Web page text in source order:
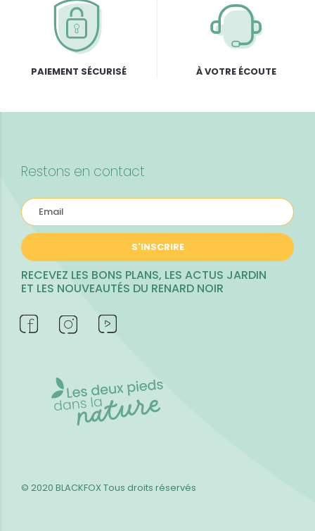
PAIEMENT SÉCURISÉ À VOTRE ÉCOUTE
Restons en contact
S'INSCRIRE
RECEVEZ LES BONS PLANS, LES ACTUS JARDIN
ET LES NOUVEAUTÉS DU RENARD NOIR
© 2020 BLACKFOXTous droits réservés